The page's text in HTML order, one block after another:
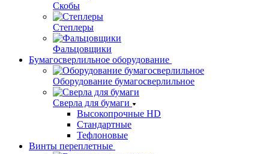
Скобы
Степлеры
Фальцовщики
Бумагосверлильное оборудование
Оборудование бумагосверлильное
Сверла для бумаги
Высокопрочные HD
Стандартные
Тефлоновые
Винты переплетные